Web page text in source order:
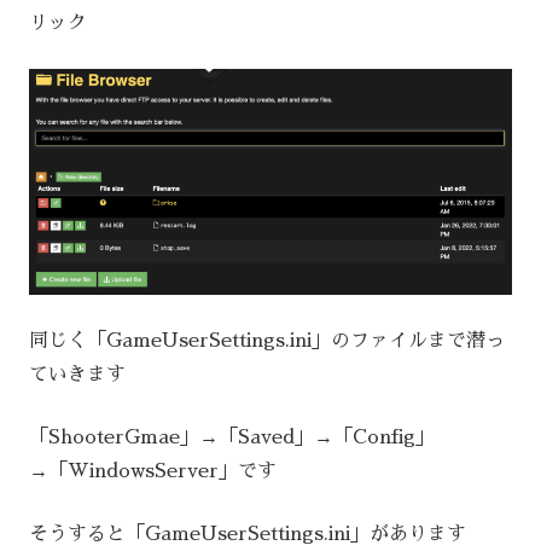
リック
同じく「GameUserSettings.ini」のファイルまで潜っ
ていきます
「ShooterGmae」→「Saved」→「Config」
→「WindowsServer」です
そうすると「GameUserSettings.ini」があります